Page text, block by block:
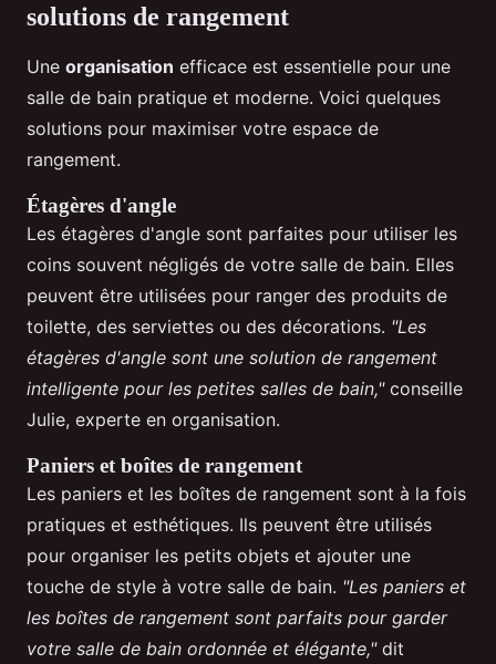
solutions de rangement
Une organisation efficace est essentielle pour une
salle de bain pratique et moderne. Voici quelques
solutions pour maximiser votre espace de
rangement.
Étagères d'angle
Les étagères d'angle sont parfaites pour utiliser les
coins souvent négligés de votre salle de bain. Elles
peuvent être utilisées pour ranger des produits de
toilette, des serviettes ou des décorations. "Les
étagères d'angle sont une solution de rangement
intelligente pour les petites salles de bain,"conseille
Julie, experte en organisation.
Paniers et boîtes de rangement
Les paniers et les boîtes de rangement sont à la fois
pratiques et esthétiques. Ils peuvent être utilisés
pour organiser les petits objets et ajouter une
touche de style à votre salle de bain. "Les paniers et
les boîtes de rangement sont parfaits pour garder
votre salle de bain ordonnée et élégante,"dit